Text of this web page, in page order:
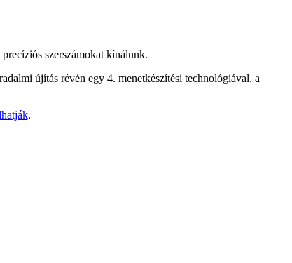
szerszámokat kínálunk.
újítás révén egy 4. menetkészítési technológiával, a
.